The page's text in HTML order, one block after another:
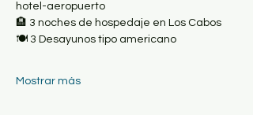
hotel-aeropuerto
🏨 3 noches de hospedaje en Los Cabos
🍽 3 Desayunos tipo americano
Mostrar más